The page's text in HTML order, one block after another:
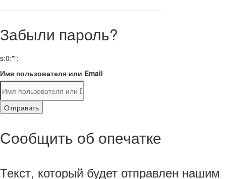
Забыли пароль?
s:0:"";
Имя пользователя или Email
Отправить
Сообщить об опечатке
Текст, который будет отправлен нашим